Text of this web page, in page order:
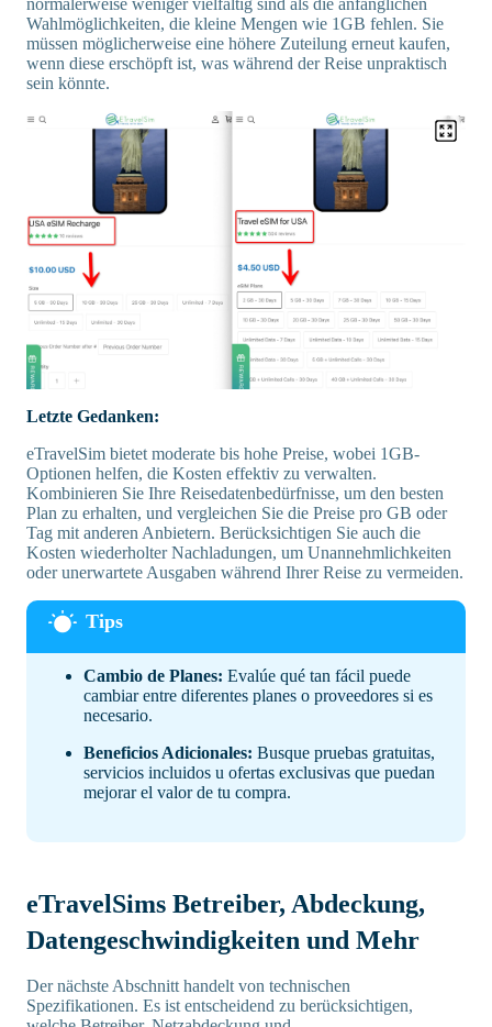
Wahlmöglichkeiten, die kleine Mengen wie 1GB fehlen. Sie
müssen möglicherweise eine höhere Zuteilung erneut kaufen,
wenn diese erschöpft ist, was während der Reise unpraktisch
sein könnte.
Letzte Gedanken:
eTravelSim bietet moderate bis hohe Preise, wobei 1GB-
Optionen helfen, die Kosten effektiv zu verwalten.
Kombinieren Sie Ihre Reisedatenbedürfnisse, um den besten
Plan zu erhalten, und vergleichen Sie die Preise pro GB oder
Tag mit anderen Anbietern. Berücksichtigen Sie auch die
Kosten wiederholter Nachladungen, um Unannehmlichkeiten
oder unerwartete Ausgaben während Ihrer Reise zu vermeiden.
Cambio de Planes: Evalúe qué tan fácil puede
cambiar entre diferentes planes o proveedores si es
necesario.
Beneficios Adicionales: Busque pruebas gratuitas,
servicios incluidos u ofertas exclusivas que puedan
mejorar el valor de tu compra.
eTravelSims Betreiber, Abdeckung,
Datengeschwindigkeiten und Mehr
Der nächste Abschnitt handelt von technischen
Spezifikationen. Es ist entscheidend zu berücksichtigen,